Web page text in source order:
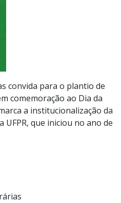
convida para o plantio de
comemoração ao Dia da
a institucionalização da
UFPR, que iniciou no ano de